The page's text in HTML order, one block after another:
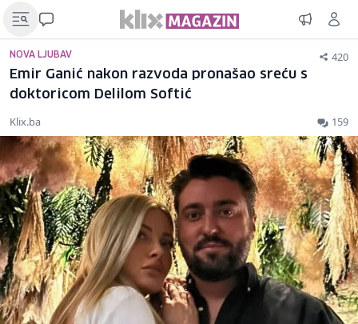
NOVA LJUBAV 420
Emir Ganić nakon razvoda pronašao sreću s
doktoricom Delilom Softić
Klix.ba 159